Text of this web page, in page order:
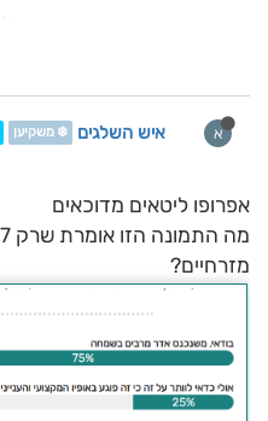
א איש השלגים ❄️ משקיען
אפרופו ליטאים מדוכאים
מזרחיים?